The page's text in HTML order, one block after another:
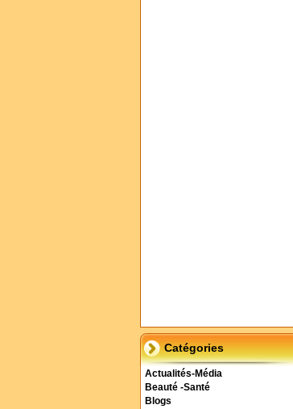
Catégories
Actualités-Média
Beauté -Santé
Blogs